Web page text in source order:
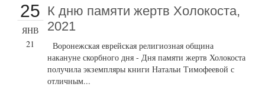
25
ЯНВ
21
К дню памяти жертв Холокоста,
2021
Воронежская еврейская религиозная община
накануне скорбного дня - Дня памяти жертв Холокоста
получила экземпляры книги Натальи Тимофеевой с
отличным...